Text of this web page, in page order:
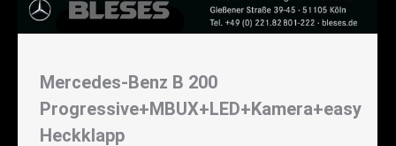
Mercedes-Benz B 200
Progressive+MBUX+LED+Kamera+easy
Heckklapp